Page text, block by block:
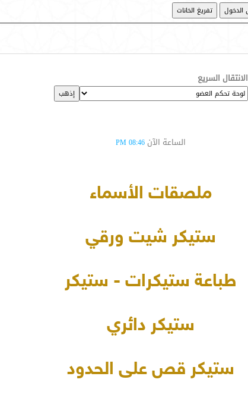
الانتقال السريع
الساعة الآن 08:46 PM
ملصقات الأسماء
ستيكر شيت ورقي
طباعة ستيكرات - ستيكر
ستيكر دائري
ستيكر قص على الحدود